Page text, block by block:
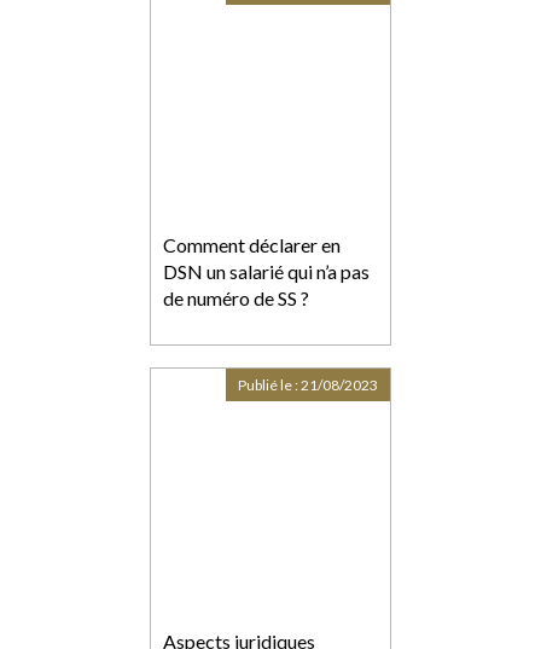
Comment déclarer en
DSN un salarié qui n’a pas
de numéro de SS ?
Aspects juridiques
Publié le :21/08/2023